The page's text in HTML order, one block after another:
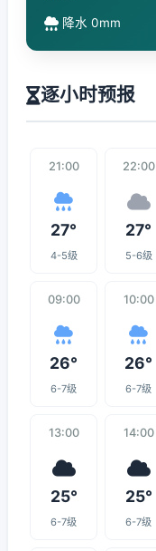
降水 0mm
逐小时预报
21:00
27°
4-5级
22:00
27°
5-6级
09:00
26°
6-7级
10:00
26°
6-7级
13:00
25°
6-7级
14:00
25°
6-7级